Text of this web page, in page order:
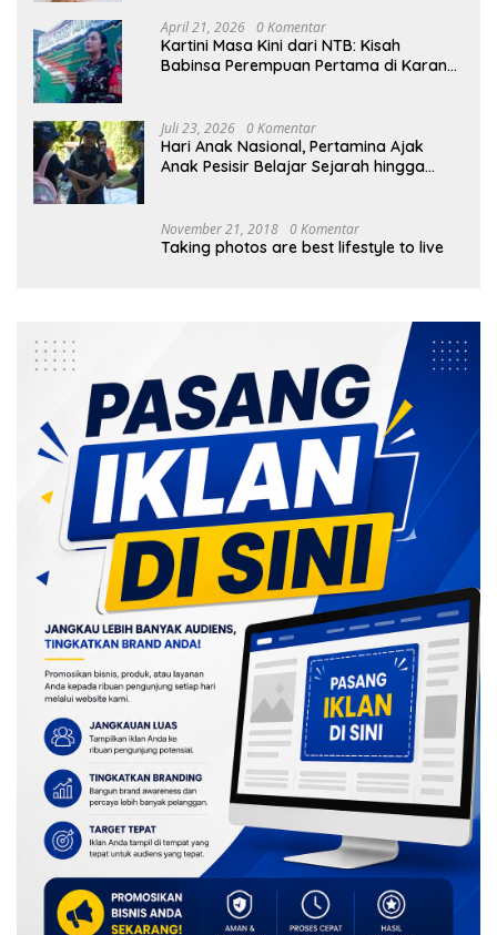
April 21, 2026 0 Komentar
Kartini Masa Kini dari NTB: Kisah
Babinsa Perempuan Pertama di Karang
Juli 23, 2026 0 Komentar
Hari Anak Nasional, Pertamina Ajak
Anak Pesisir Belajar Sejarah hingga
November 21, 2018 0 Komentar
Taking photos are best lifestyle to live